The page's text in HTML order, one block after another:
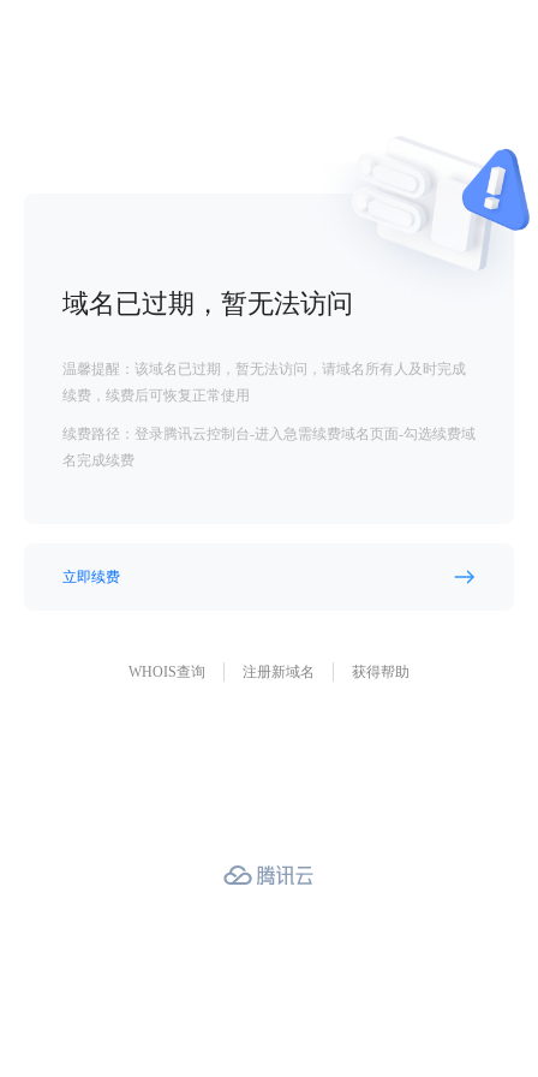
域名已过期，暂无法访问
温馨提醒：该域名已过期，暂无法访问，请域名所有人及时完成
续费，续费后可恢复正常使用
续费路径：登录腾讯云控制台-进入急需续费域名页面-勾选续费域
名完成续费
立即续费
WHOIS查询 注册新域名 获得帮助